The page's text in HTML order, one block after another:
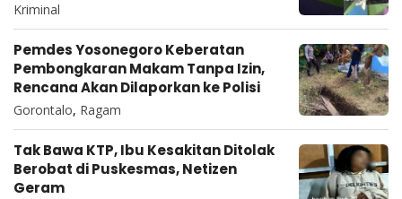
Kriminal
Pemdes Yosonegoro Keberatan
Pembongkaran Makam Tanpa Izin,
Rencana Akan Dilaporkan ke Polisi
Gorontalo, Ragam
Tak Bawa KTP, Ibu Kesakitan Ditolak
Berobat di Puskesmas, Netizen
Geram